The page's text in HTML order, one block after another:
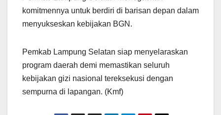
komitmennya untuk berdiri di barisan depan dalam
menyukseskan kebijakan BGN.
Pemkab Lampung Selatan siap menyelaraskan
program daerah demi memastikan seluruh
kebijakan gizi nasional tereksekusi dengan
sempurna di lapangan. (Kmf)